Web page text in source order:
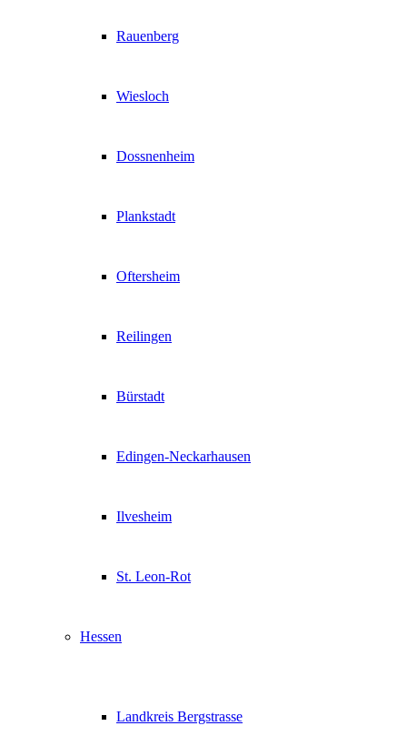
Rauenberg
Wiesloch
Dossnenheim
Plankstadt
Oftersheim
Reilingen
Bürstadt
Edingen-Neckarhausen
Ilvesheim
St. Leon-Rot
Hessen
Landkreis Bergstrasse